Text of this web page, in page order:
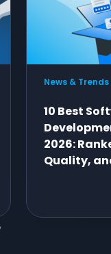
News & Trends
10 Best
2026:
Quality,